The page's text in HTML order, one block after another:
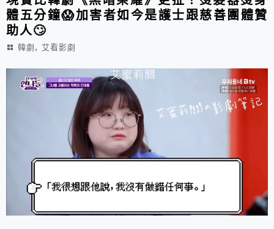
體五分鐘😱加害者如今是護士跟慈善團體贊
助人🙄
韓劇 , 艾看影劇